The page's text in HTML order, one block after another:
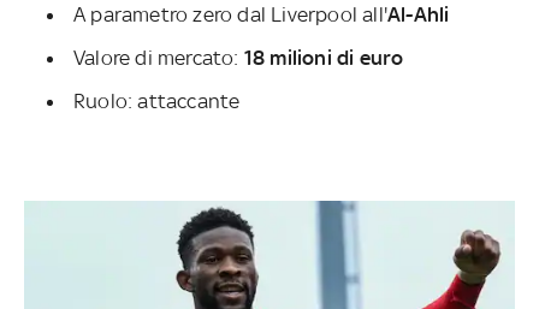
A parametro zero dal Liverpool all'Al-Ahli
Valore di mercato: 18 milioni di euro
Ruolo: attaccante